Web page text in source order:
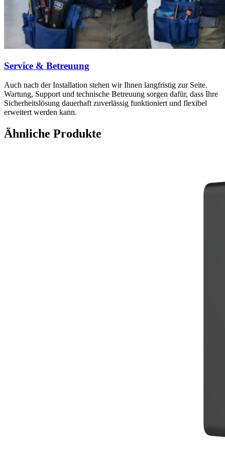
Service & Betreuung
Auch nach der Installation stehen wir Ihnen langfristig zur Seite.
Wartung, Support und technische Betreuung sorgen dafür, dass Ihre
Sicherheitslösung dauerhaft zuverlässig funktioniert und flexibel
erweitert werden kann.
Ähnliche Produkte